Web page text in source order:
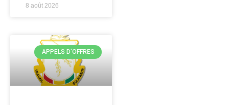
8 août 2026
APPELS D'OFFRES